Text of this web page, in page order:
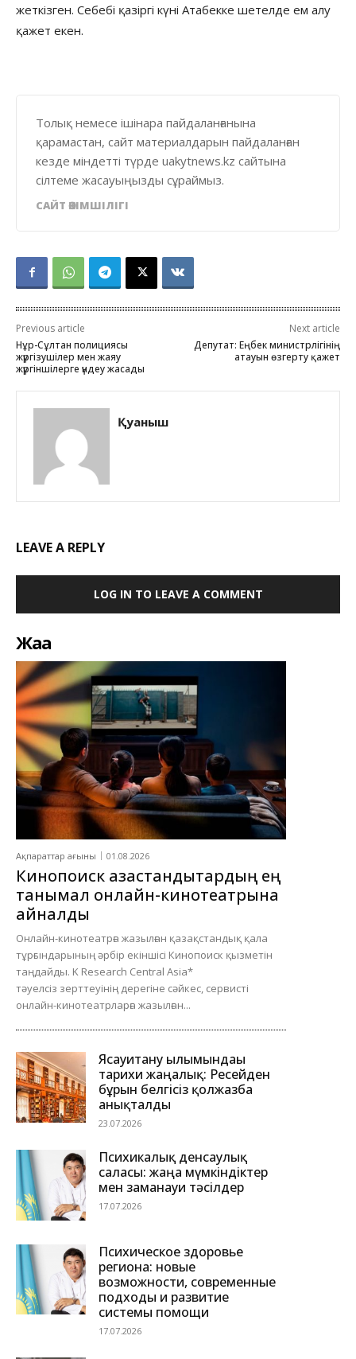
жеткізген. Себебі қазіргі күні Атабекке шетелде ем алу
қажет екен.
Толық немесе ішінара пайдаланғанына
қарамастан, сайт материалдарын пайдаланған
кезде міндетті түрде uakytnews.kz сайтына
сілтеме жасауыңызды сұраймыз.
САЙТ ӘКІМШІЛІГІ
Previous article
Нұр-Сұлтан полициясы
жүргізушілер мен жаяу
жүргіншілерге үндеу жасады
Next article
Депутат: Еңбек министрлігінің
атауын өзгерту қажет
Қуаныш
LEAVE A REPLY
LOG IN TO LEAVE A COMMENT
Жаңа
Ақпараттар ағыны 01.08.2026
Кинопоиск қазақстандықтардың ең
танымал онлайн-кинотеатрына
айналды
Онлайн-кинотеатрға жазылған қазақстандық қала
тұрғындарының әрбір екіншісі Кинопоиск қызметін
таңдайды. K Research Central Asia*
тәуелсіз зерттеуінің дерегіне сәйкес, сервисті
онлайн-кинотеатрларға жазылған...
Ясауитану ғылымындағы
тарихи жаңалық: Ресейден
бұрын белгісіз қолжазба
анықталды
23.07.2026
Психикалық денсаулық
саласы: жаңа мүмкіндіктер
мен заманауи тәсілдер
17.07.2026
Психическое здоровье
региона: новые
возможности, современные
подходы и развитие
системы помощи
17.07.2026